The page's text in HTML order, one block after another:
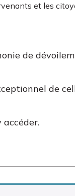
et les
de
de